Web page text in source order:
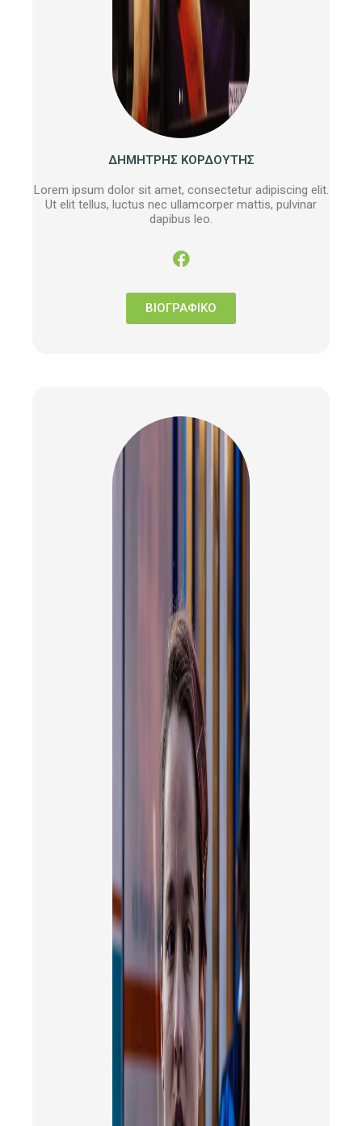
ΔΗΜΗΤΡΗΣ ΚΟΡΔΟΥΤΗΣ
Lorem ipsum dolor sit amet, consectetur adipiscing elit.
Ut elit tellus, luctus nec ullamcorper mattis, pulvinar
dapibus leo.
ΒΙΟΓΡΑΦΙΚΟ